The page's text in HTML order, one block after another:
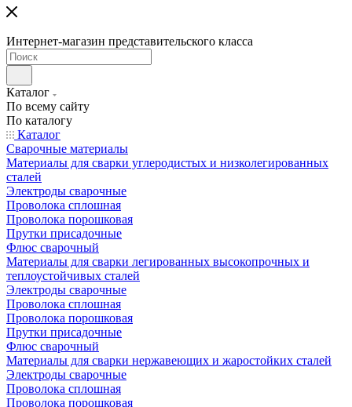
Интернет-магазин представительского класса
Каталог
По всему сайту
По каталогу
Каталог
Сварочные материалы
Материалы для сварки углеродистых и низколегированных
сталей
Электроды сварочные
Проволока сплошная
Проволока порошковая
Прутки присадочные
Флюс сварочный
Материалы для сварки легированных высокопрочных и
теплоустойчивых сталей
Электроды сварочные
Проволока сплошная
Проволока порошковая
Прутки присадочные
Флюс сварочный
Материалы для сварки нержавеющих и жаростойких сталей
Электроды сварочные
Проволока сплошная
Проволока порошковая